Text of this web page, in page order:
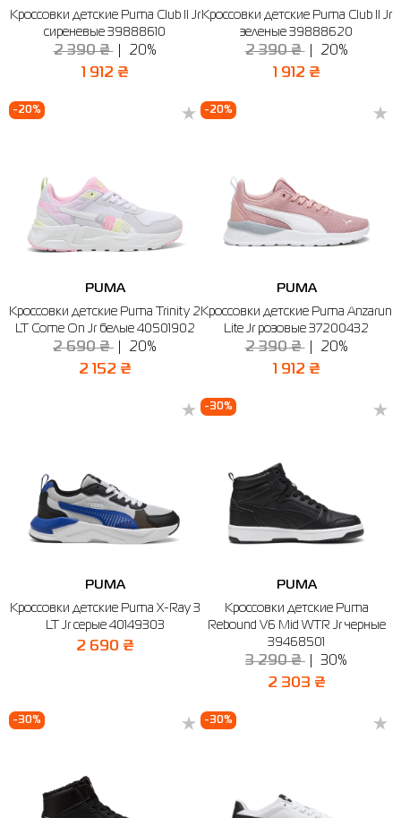
Рубашки
Толстовки
Юбки
Фитнес и йога
Шарфы
Skechers
The North Face
Under Armour
Полуботинки
Бренды
Nike
Puma
Кроссовки детские Puma Club II Jr
сиреневые 39888610
2 390 ₴ 20%
1 912 ₴
Кроссовки детские Puma Club II Jr
зеленые 39888620
2 390 ₴ 20%
1 912 ₴
-20%
PUMA
Кроссовки детские Puma Trinity 2
LT Come On Jr белые 40501902
2 690 ₴ 20%
2 152 ₴
-20%
PUMA
Кроссовки детские Puma Anzarun
Lite Jr розовые 37200432
2 390 ₴ 20%
1 912 ₴
PUMA
Кроссовки детские Puma X-Ray 3
LT Jr серые 40149303
2 690 ₴
-30%
PUMA
Кроссовки детские Puma
Rebound V6 Mid WTR Jr черные
39468501
3 290 ₴ 30%
2 303 ₴
-30% -30%